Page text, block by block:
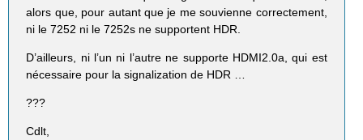
alors que, pour autant que je me souvienne correctement,
ni le 7252 ni le 7252s ne supportent HDR.
D’ailleurs, ni l’un ni l’autre ne supporte HDMI2.0a, qui est
nécessaire pour la signalization de HDR …
???
Cdlt,